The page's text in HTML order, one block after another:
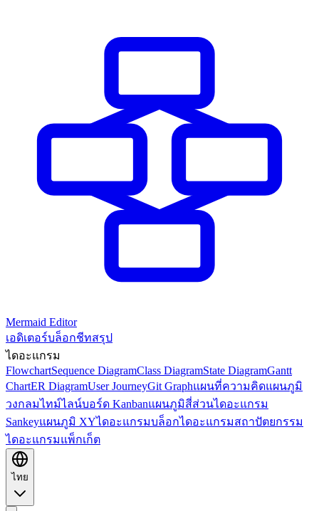
Mermaid Editor
เอดิเตอร์บล็อกชีทสรุป
ไดอะแกรม
FlowchartSequence DiagramClass DiagramState DiagramGantt
ChartER DiagramUser JourneyGit Graphแผนที่ความคิดแผนภูมิ
วงกลมไทม์ไลน์บอร์ด Kanbanแผนภูมิสี่ส่วนไดอะแกรม
Sankeyแผนภูมิ XYไดอะแกรมบล็อกไดอะแกรมสถาปัตยกรรม
ไดอะแกรมแพ็กเก็ต
ไทย